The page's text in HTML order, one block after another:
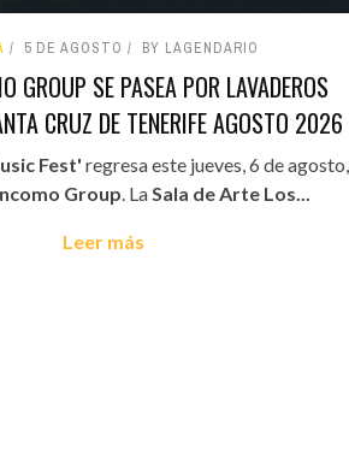
5 DE AGOSTO BY LAGENDARIO
GROUP SE PASEA POR LAVADEROS
CRUZ DE TENERIFE AGOSTO 2026
Fest' regresa este jueves, 6 de agosto,
Group . La Sala de Arte Los...
Leer más